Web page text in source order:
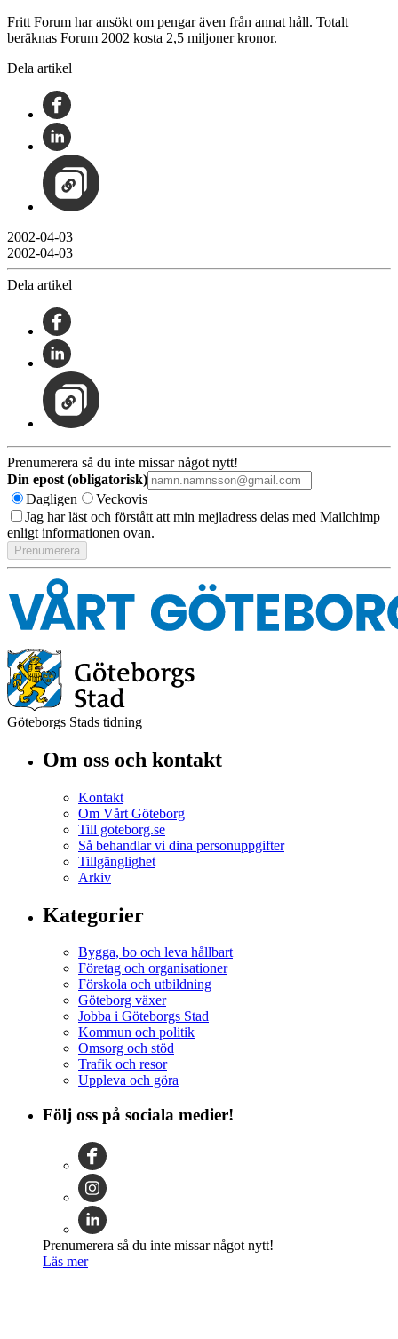
Fritt Forum har ansökt om pengar även från annat håll. Totalt
beräknas Forum 2002 kosta 2,5 miljoner kronor.
Dela artikel
2002-04-03
2002-04-03
Dela artikel
Prenumerera så du inte missar något nytt!
Din epost (obligatorisk)
Dagligen
Veckovis
Jag har läst och förstått att min mejladress delas med Mailchimp
enligt informationen ovan.
Göteborgs Stads tidning
Om oss och kontakt
Kontakt
Om Vårt Göteborg
Till goteborg.se
Så behandlar vi dina personuppgifter
Tillgänglighet
Arkiv
Kategorier
Bygga, bo och leva hållbart
Företag och organisationer
Förskola och utbildning
Göteborg växer
Jobba i Göteborgs Stad
Kommun och politik
Omsorg och stöd
Trafik och resor
Uppleva och göra
Följ oss på sociala medier!
Prenumerera så du inte missar något nytt!
Läs mer